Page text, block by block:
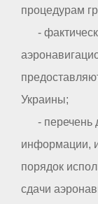
процедурам
-
Украины;
- перечень
информации,
порядок
сдачи